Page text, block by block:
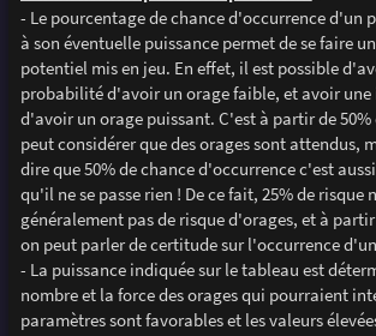
- Le pourcentage de chance d'occurrence d'un
à son éventuelle puissance permet de se faire
potentiel mis en jeu. En effet, il est possible
probabilité d'avoir un orage faible, et avoir
d'avoir un orage puissant. C'est à partir de
peut considérer que des orages sont attendus,
dire que 50% de chance d'occurrence c'est
qu'il ne se passe rien ! De ce fait, 25% de risque
généralement pas de risque d'orages, et à partir
on peut parler de certitude sur l'occurrence
- La puissance indiquée sur le tableau est
nombre et la force des orages qui pourraient
paramètres sont favorables et les valeurs